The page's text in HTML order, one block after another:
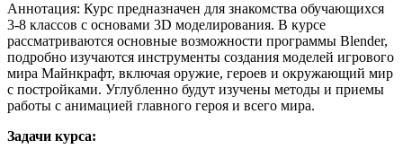
Аннотация: Курс предназначен для знакомства обучающихся
3-8 классов с основами 3D моделирования. В курсе
рассматриваются основные возможности программы Blender,
подробно изучаются инструменты создания моделей игрового
мира Майнкрафт, включая оружие, героев и окружающий мир
с постройками. Углубленно будут изучены методы и приемы
работы с анимацией главного героя и всего мира.
Задачи курса: